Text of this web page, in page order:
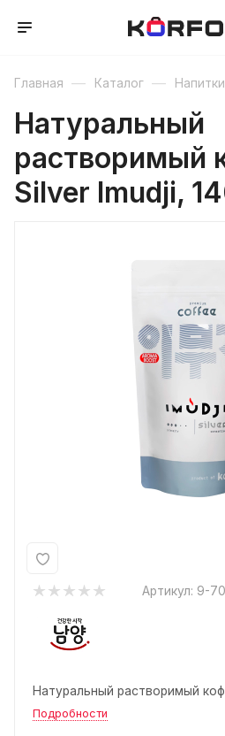
Главная — Каталог — Напитки
Натуральный
растворимый
Silver Imudji,
Артикул: 9-
Натуральный растворимый
Подробности